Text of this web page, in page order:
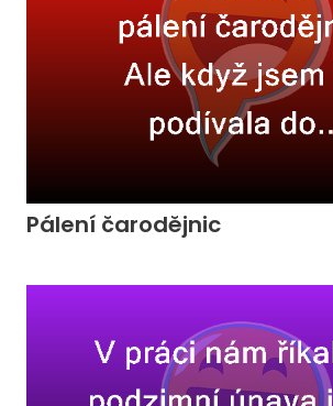
Pálení čarodějnic